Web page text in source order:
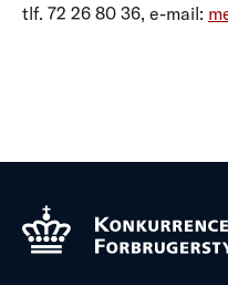
tlf. 72 26 80 36, e-mail: